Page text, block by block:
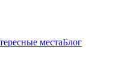
местаБлог